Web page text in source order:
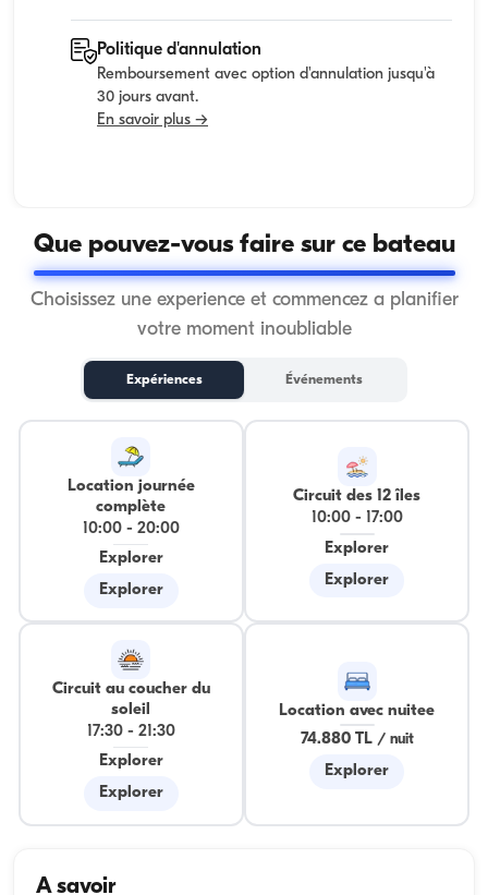
Politique d'annulation
Remboursement avec option d'annulation jusqu'à
30 jours avant.
En savoir plus →
Que pouvez-vous faire sur ce bateau
Choisissez une experience et commencez a planifier
votre moment inoubliable
Expériences Événements
Location journée
complète
10:00- 20:00
Explorer
Explorer
Circuit des 12 îles
10:00- 17:00
Explorer
Explorer
Circuit au coucher du
soleil
17:30- 21:30
Explorer
Explorer
Location avec nuitee
74.880 TL/ nuit
Explorer
A savoir